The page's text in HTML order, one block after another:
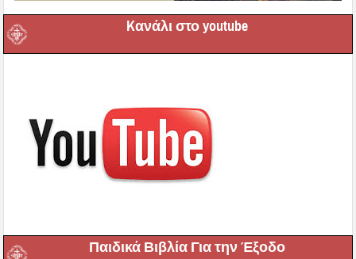
Kανάλι στο youtube
Παιδικά Βιβλία Για την Έξοδο